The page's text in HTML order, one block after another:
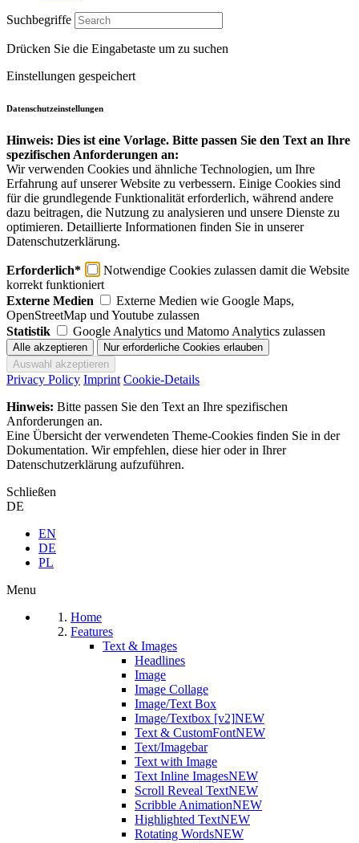
Suchbegriffe
Drücken Sie die Eingabetaste um zu suchen
Einstellungen gespeichert
Datenschutzeinstellungen
Hinweis: Dies ist eine Vorlage. Bitte passen Sie den Text an Ihre
spezifischen Anforderungen an:
Wir verwenden Cookies und ähnliche Technologien, um Ihre
Erfahrung auf unserer Website zu verbessern. Einige Cookies sind
für die grundlegende Funktionalität erforderlich, während andere
dazu beitragen, die Nutzung zu analysieren und unsere Dienste zu
optimieren. Detaillierte Informationen finden Sie in unserer
Datenschutzerklärung.
Erforderlich*
Notwendige Cookies zulassen damit die Website
korrekt funktioniert
Externe Medien
Externe Medien wie Google Maps,
OpenStreetMap und Youtube zulassen
Statistik
Google Analytics und Matomo Analytics zulassen
Privacy Policy Imprint Cookie-Details
Hinweis: Bitte passen Sie den Text an Ihre spezifischen
Anforderungen an.
Eine Übersicht der verwendeten Theme-Cookies finden Sie in der
Dokumentation. Wir empfehlen, diese hier oder in Ihrer
Datenschutzerklärung aufzuführen.
Schließen
DE
EN
DE
PL
Menu
Home
Features
Text & Images
Headlines
Image
Image Collage
Image/Text Box
Image/Textbox [v2]NEW
Text & CustomFontNEW
Text/Imagebar
Text with Image
Text Inline ImagesNEW
Scroll Reveal TextNEW
Scribble AnimationNEW
Highlighted TextNEW
Rotating WordsNEW